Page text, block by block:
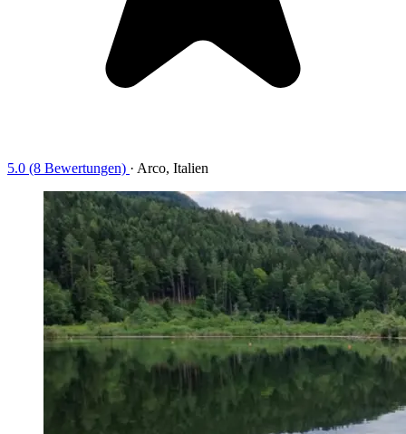
5.0 (8 Bewertungen) · Arco, Italien